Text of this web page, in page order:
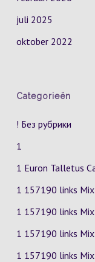
juli 2025
oktober 2022
Categorieën
! Без рубрики
1
1 Euron Talletus
1 157190 links Mix
1 157190 links Mix
1 157190 links Mix
1 157190 links Mix